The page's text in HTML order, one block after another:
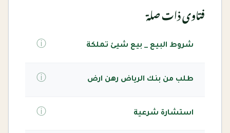
فتاوى ذات صلة
شروط البيع _ بيع شيئ تملكة ⓘ
طلب من بنك الرياض رهن ارض ⓘ
استشارة شرعية ⓘ